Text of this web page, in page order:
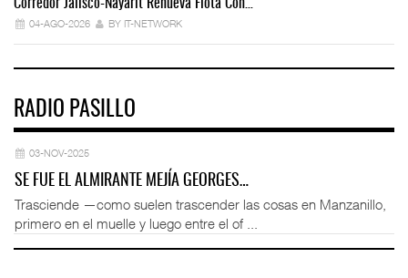
Corredor Jalisco-Nayarit Renueva Flota Con…
04-AGO-2026 BY IT-NETWORK
RADIO PASILLO
03-NOV-2025
SE FUE EL ALMIRANTE MEJÍA GEORGES…
Trasciende —como suelen trascender las cosas en Manzanillo,
primero en el muelle y luego entre el of ...